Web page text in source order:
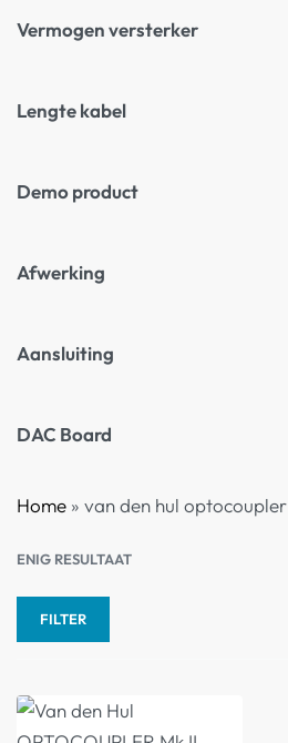
Vermogen versterker
Lengte kabel
Demo product
Afwerking
Aansluiting
DAC Board
Home » van den hul optocoupler
ENIG RESULTAAT
FILTER